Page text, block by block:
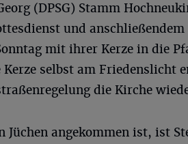
(DPSG) Stamm
und anschließendem
mit ihrer Kerze in die
selbst am Friedenslicht
die Kirche
Jüchen angekommen ist, ist